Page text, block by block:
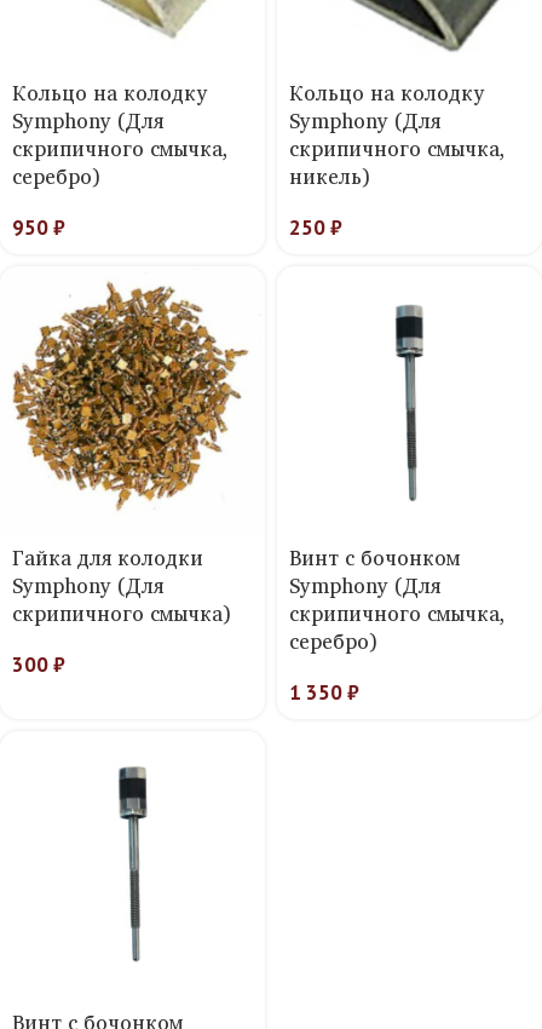
Кольцо на колодку
Symphony (Для
скрипичного смычка,
серебро)
950₽
Кольцо на колодку
Symphony (Для
скрипичного смычка,
никель)
250₽
Гайка для колодки
Symphony (Для
скрипичного смычка)
300₽
Винт с бочонком
Symphony (Для
скрипичного смычка,
серебро)
1 350₽
Винт с бочонком